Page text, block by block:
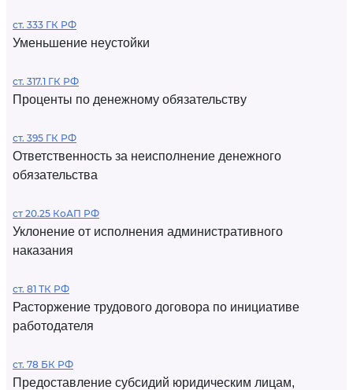
ст. 333 ГК РФ
Уменьшение неустойки
ст. 317.1 ГК РФ
Проценты по денежному обязательству
ст. 395 ГК РФ
Ответственность за неисполнение денежного
обязательства
ст 20.25 КоАП РФ
Уклонение от исполнения административного
наказания
ст. 81 ТК РФ
Расторжение трудового договора по инициативе
работодателя
ст. 78 БК РФ
Предоставление субсидий юридическим лицам,